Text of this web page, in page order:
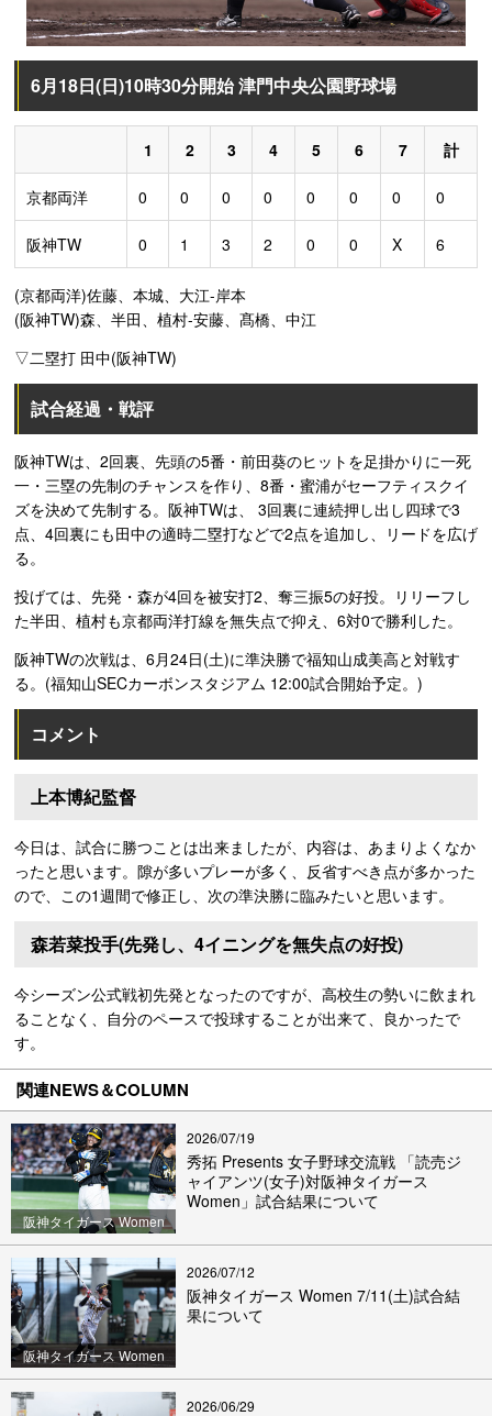
6月18日(日)10時30分開始 津門中央公園野球場
1 2 3 4 5 6 7 計
京都両洋 0 0 0 0 0 0 0 0
阪神TW 0 1 3 2 0 0 X 6
(京都両洋)佐藤、本城、大江-岸本
(阪神TW)森、半田、植村-安藤、髙橋、中江
▽二塁打 田中(阪神TW)
試合経過・戦評
阪神TWは、2回裏、先頭の5番・前田葵のヒットを足掛かりに一死
一・三塁の先制のチャンスを作り、8番・蜜浦がセーフティスクイ
ズを決めて先制する。阪神TWは、 3回裏に連続押し出し四球で3
点、4回裏にも田中の適時二塁打などで2点を追加し、リードを広げ
る。
投げては、先発・森が4回を被安打2、奪三振5の好投。リリーフし
た半田、植村も京都両洋打線を無失点で抑え、6対0で勝利した。
阪神TWの次戦は、6月24日(土)に準決勝で福知山成美高と対戦す
る。(福知山SECカーボンスタジアム 12:00試合開始予定。)
コメント
上本博紀監督
今日は、試合に勝つことは出来ましたが、内容は、あまりよくなか
ったと思います。隙が多いプレーが多く、反省すべき点が多かった
ので、この1週間で修正し、次の準決勝に臨みたいと思います。
森若菜投手(先発し、4イニングを無失点の好投)
今シーズン公式戦初先発となったのですが、高校生の勢いに飲まれ
ることなく、自分のペースで投球することが出来て、良かったで
す。
関連NEWS＆COLUMN
阪神タイガース Women
2026/07/19
秀拓 Presents 女子野球交流戦 「読売ジ
ャイアンツ(女子)対阪神タイガース
Women」試合結果について
阪神タイガース Women
2026/07/12
阪神タイガース Women 7/11(土)試合結
果について
2026/06/29